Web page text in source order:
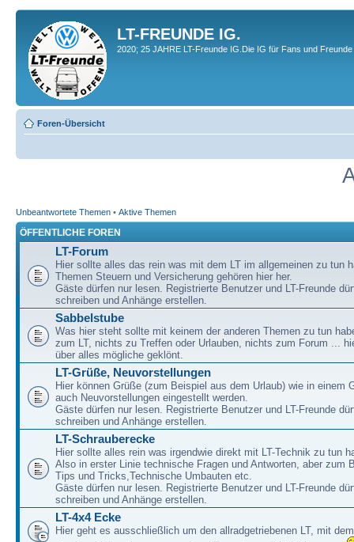
LT-FREUNDE IG.
2020; 25 JAHRE LT-Freunde IG.Die IG für Fans und
Foren-Übersicht
Unbeantwortete Themen • Aktive Themen
ÖFFENTLICHE FOREN
LT-Forum
Hier sollte alles das rein was mit dem LT im allgemeinen zu tun
Themen Steuern und Versicherung gehören hier her.
Gäste dürfen nur lesen. Registrierte Benutzer und LT-Freunde
schreiben und Anhänge erstellen.
Sabbelstube
Was hier steht sollte mit keinem der anderen Themen zu tun
zum LT, nichts zu Treffen oder Urlauben, nichts zum Forum ...
über alles mögliche geklönt.
LT-Grüße, Neuvorstellungen
Hier können Grüße (zum Beispiel aus dem Urlaub) wie in einem
auch Neuvorstellungen eingestellt werden.
Gäste dürfen nur lesen. Registrierte Benutzer und LT-Freunde
schreiben und Anhänge erstellen.
LT-Schrauberecke
Hier sollte alles rein was irgendwie direkt mit LT-Technik zu tun
Also in erster Linie technische Fragen und Antworten, aber zum
Tips und Tricks,Technische Umbauten etc.
Gäste dürfen nur lesen. Registrierte Benutzer und LT-Freunde
schreiben und Anhänge erstellen.
LT-4x4 Ecke
Hier geht es ausschließlich um den allradgetriebenen LT, mit